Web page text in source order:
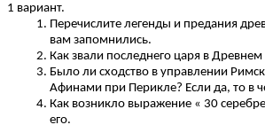
1 вариант.
Перечислите легенды и предания
вам запомнились.
Как звали последнего царя в
Было ли сходство в управлении
Афинами при Перикле? Если да, то в
Как возникло выражение « 30
его.